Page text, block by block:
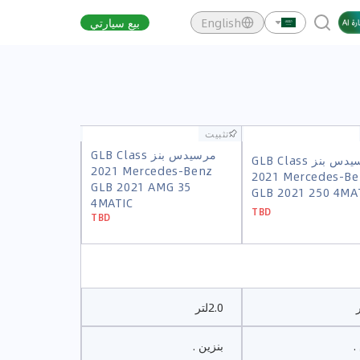
English بيع سيارتي
مرسيدس بنز GLB Class
2021 Mercedes-
GLB 2021 250
TBD
تثبيت
مرسيدس بنز GLB Class
2021 Mercedes-Benz
GLB 2021 AMG 35
4MATIC
TBD
مرسيدس بنز GLB Class
2021 Mercedes-
GLB 2021 250
مرسيدس بنز GLB Class
2021 Mercedes-Benz
GLB 2021 AMG 35
4MATIC
2.0لتر
. بنزين .